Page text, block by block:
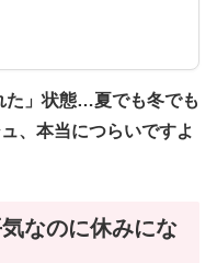
た」状態…夏でも冬でも
、本当につらいですよ
なのに休みにな